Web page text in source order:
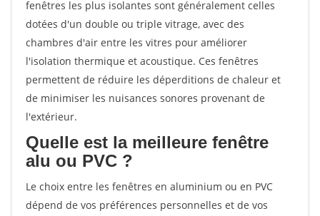
fenêtres les plus isolantes sont généralement celles
dotées d'un double ou triple vitrage, avec des
chambres d'air entre les vitres pour améliorer
l'isolation thermique et acoustique. Ces fenêtres
permettent de réduire les déperditions de chaleur et
de minimiser les nuisances sonores provenant de
l'extérieur.
Quelle est la meilleure fenêtre
alu ou PVC ?
Le choix entre les fenêtres en aluminium ou en PVC
dépend de vos préférences personnelles et de vos